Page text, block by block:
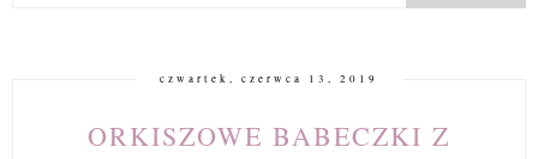
czwartek, czerwca 13, 2019
ORKISZOWE BABECZKI Z